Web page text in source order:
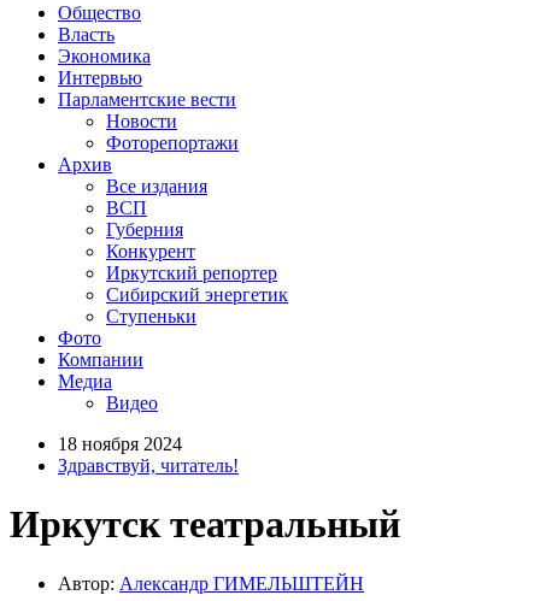
Общество
Власть
Экономика
Интервью
Парламентские вести
Новости
Фоторепортажи
Архив
Все издания
ВСП
Губерния
Конкурент
Иркутский репортер
Сибирский энергетик
Ступеньки
Фото
Компании
Медиа
Видео
18 ноября 2024
Здравствуй, читатель!
Иркутск театральный
Автор: Александр ГИМЕЛЬШТЕЙН